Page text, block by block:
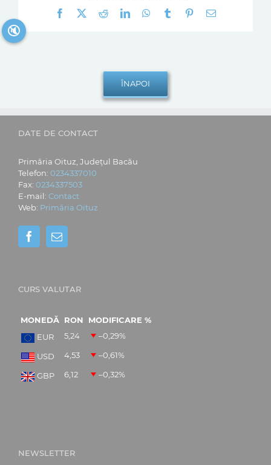
Facebook
RedditLinkedInWhatsApp
Tumblr Pinterest
E-
DATE DE CONTACT
Primăria Oituz, Județul Bacău
Telefon: 0234337010
Fax: 0234337503
E-mail: Contact
Web: Primăria Oituz
CURS VALUTAR
MONEDĂ RON
MODIFICARE %
EUR
5,24 –0,29%
USD 4,53 –0,61%
GBP 6,12 –0,32%
NEWSLETTER
🔇